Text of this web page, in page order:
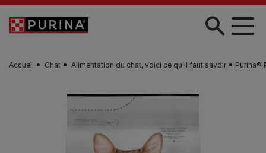
Skip to main content
Accueil Chat Alimentation du chat, voici ce qu’il faut savoir Purina®